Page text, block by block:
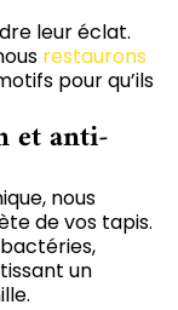
leur éclat.
restaurons
pour qu’ils
et anti-
nous
de vos tapis.
un